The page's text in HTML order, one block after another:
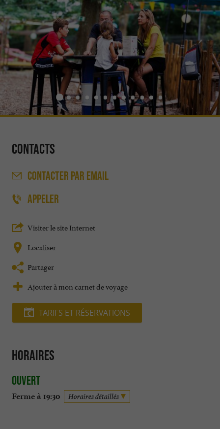
Contacts
CONTACTER PAR EMAIL
APPELER
Visiter le site Internet
Localiser
Partager
Ajouter à mon carnet de voyage
TARIFS ET RÉSERVATIONS
Horaires
Ouvert
Ferme à 19:30 Horaires détaillés